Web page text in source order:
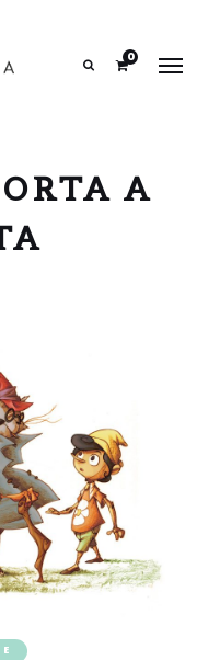
0
A